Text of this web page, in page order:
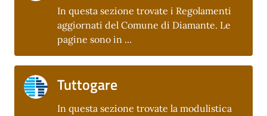
In questa sezione trovate i Regolamenti
aggiornati del Comune di Diamante. Le
pagine sono in ...
Tuttogare
In questa sezione trovate la modulistica